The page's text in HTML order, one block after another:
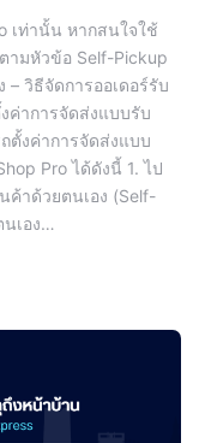
เท่านั้น หากสนใจใช้
ามหัวข้อ Self-Pickup
วิธีจัดการออเดอร์รับ
ค่าการจัดส่งแบบรับ
ตั้งค่าการจัดส่งแบบ
Pro ได้ดังนี้ 1. ไป
ค้าด้วยตนเอง (Self-
เอง…